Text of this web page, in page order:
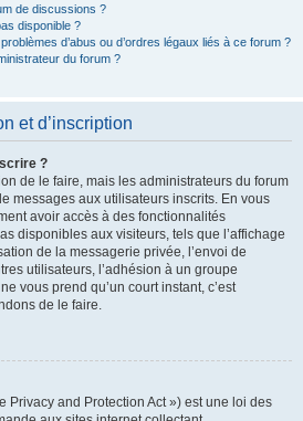
de discussions ?
disponible ?
d’abus ou d’ordres légaux liés à ce forum ?
du forum ?
et d’inscription
?
de le faire, mais les administrateurs du forum
messages aux utilisateurs inscrits. En vous
avoir accès à des fonctionnalités
disponibles aux visiteurs, tels que l’affichage
de la messagerie privée, l’envoi de
utilisateurs, l’adhésion à un groupe
vous prend qu’un court instant, c’est
de le faire.
Privacy and Protection Act ») est une loi des